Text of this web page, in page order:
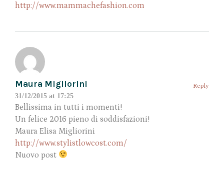
http://www.mammachefashion.com
Maura Migliorini
31/12/2015 at 17:25
Reply
Bellissima in tutti i momenti!
Un felice 2016 pieno di soddisfazioni!
Maura Elisa Migliorini
http://www.stylistlowcost.com/
Nuovo post